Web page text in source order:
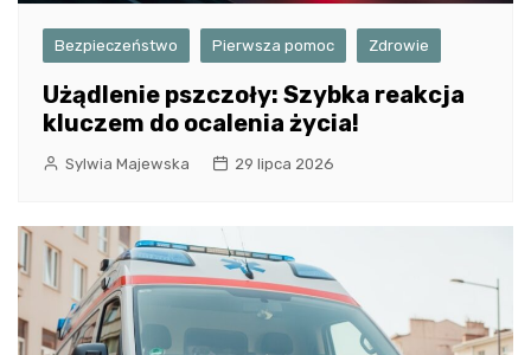
Bezpieczeństwo Pierwsza pomoc Zdrowie
Użądlenie pszczoły: Szybka reakcja
kluczem do ocalenia życia!
Sylwia Majewska 29 lipca 2026